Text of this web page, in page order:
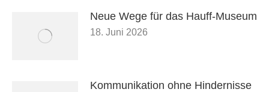
Neue Wege für das Hauff-Museum
18. Juni 2026
Kommunikation ohne Hindernisse